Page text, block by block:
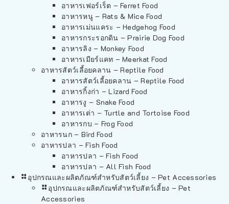
อาหารเฟอร์เร็ต – Ferret Food
อาหารหนู – Rats & Mice Food
อาหารเม่นแคระ – Hedgehog Food
อาหารกระรอกดิน – Prairie Dog Food
อาหารลิง – Monkey Food
อาหารเมียร์แคท – Meerkat Food
อาหารสัตว์เลี้อยคลาน – Reptile Food
อาหารสัตว์เลี้อยคลาน – Reptile Food
อาหารกิ้งก่า – Lizard Food
อาหารงู – Snake Food
อาหารเต่า – Turtle and Tortoise Food
อาหารกบ – Frog Food
อาหารนก – Bird Food
อาหารปลา – Fish Food
อาหารปลา – Fish Food
อาหารปลา – All Fish Food
อุปกรณและผลิตภัณฑ์สำหรับสัตว์เลี้ยง – Pet Accessories
อุปกรณและผลิตภัณฑ์สำหรับสัตว์เลี้ยง – Pet
Accessories